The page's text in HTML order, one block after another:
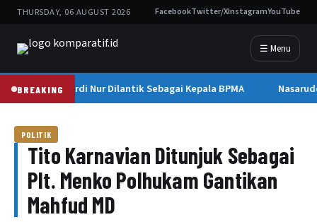
THURSDAY, 06 AUGUST 2026 FacebookTwitter/XInstagramYouTube
☰ Menu
BREAKINGMawardi Nur Dilantik Sebagai Kepala BPMA
POLITIK
Tito Karnavian Ditunjuk Sebagai
Plt. Menko Polhukam Gantikan
Mahfud MD